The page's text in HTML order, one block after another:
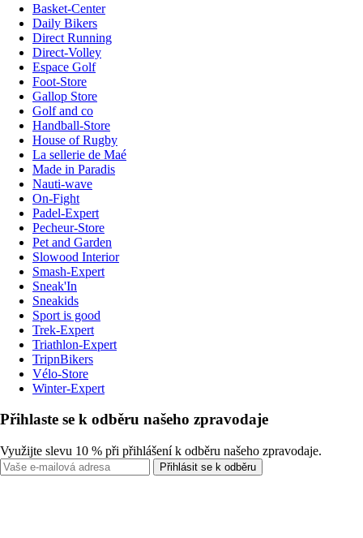
Basket-Center
Daily Bikers
Direct Running
Direct-Volley
Espace Golf
Foot-Store
Gallop Store
Golf and co
Handball-Store
House of Rugby
La sellerie de Maé
Made in Paradis
Nauti-wave
On-Fight
Padel-Expert
Pecheur-Store
Pet and Garden
Slowood Interior
Smash-Expert
Sneak'In
Sneakids
Sport is good
Trek-Expert
Triathlon-Expert
TripnBikers
Vélo-Store
Winter-Expert
Přihlaste se k odběru našeho zpravodaje
Využijte slevu 10 % při přihlášení k odběru našeho zpravodaje.
Přihlásit se k odběru